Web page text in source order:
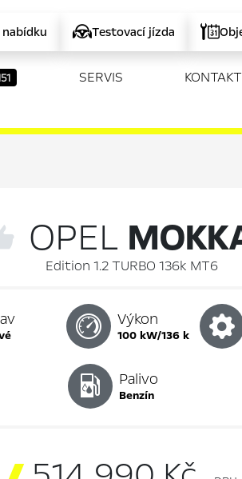
Testovací jízda
SERVIS KONTAKT
OPEL
Edition 1.2 TURBO 136k MT6
Výkon
100 kW/136 k
Palivo
benzín